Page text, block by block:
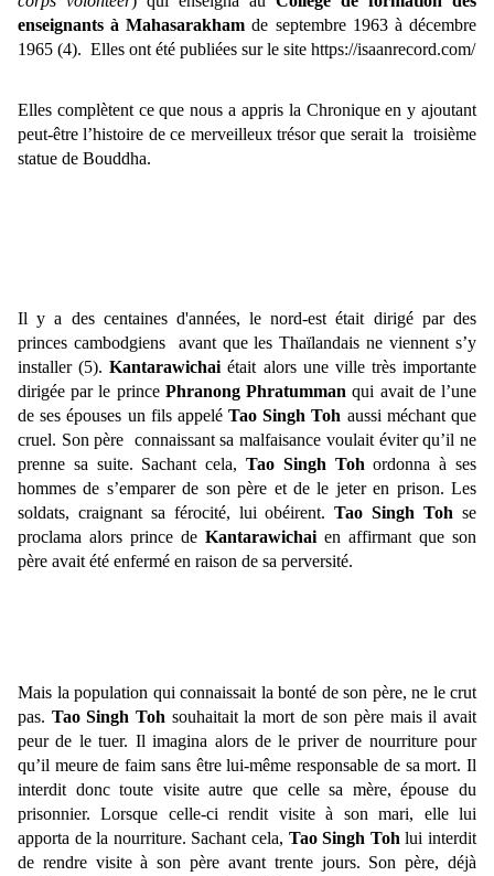
enseignants à Mahasarakham de septembre 1963 à décembre
1965 (4). Elles ont été publiées sur le site https://isaanrecord.com/
Elles complètent ce que nous a appris la Chronique en y ajoutant
peut-être l’histoire de ce merveilleux trésor que serait la troisième
statue de Bouddha.
Il y a des centaines d'années, le nord-est était dirigé par des
princes cambodgiens avant que les Thaïlandais ne viennent s’y
installer (5).Kantarawichaiétait alors une ville très importante
dirigée par le prince Phranong Phratummanqui avait de l’une
de ses épouses un fils appeléTao Singh Toh aussi méchant que
cruel. Son père connaissant sa malfaisance voulait éviter qu’il ne
prenne sa suite. Sachant cela, Tao Singh Tohordonna à ses
hommes de s’emparer de son père et de le jeter en prison. Les
soldats, craignant sa férocité, lui obéirent.Tao Singh Toh se
proclama alors prince de Kantarawichaien affirmant que son
père avait été enfermé en raison de sa perversité.
Mais la population qui connaissait la bonté de son père, ne le crut
pas. Tao Singh Toh souhaitait la mort de son père mais il avait
peur de le tuer. Il imagina alors de le priver de nourriture pour
qu’il meure de faim sans être lui-même responsable de sa mort. Il
interdit donc toute visite autre que celle sa mère, épouse du
prisonnier. Lorsque celle-ci rendit visite à son mari, elle lui
apporta de la nourriture. Sachant cela, Tao Singh Toh lui interdit
de rendre visite à son père avant trente jours. Son père, déjà